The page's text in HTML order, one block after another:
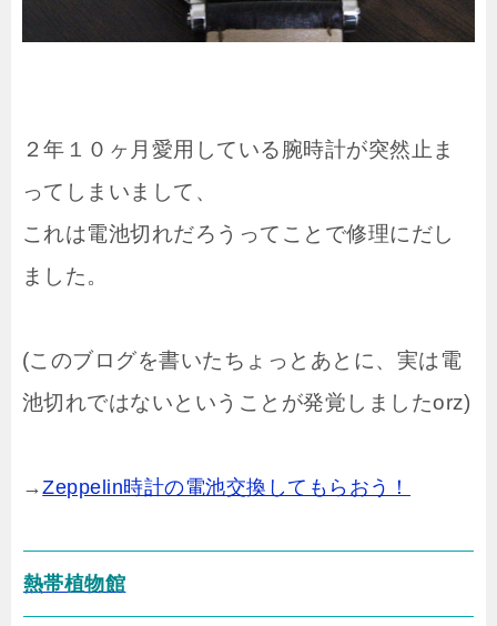
２年１０ヶ月愛用している腕時計が突然止ま
ってしまいまして、
これは電池切れだろうってことで修理にだし
ました。
(このブログを書いたちょっとあとに、実は電
池切れではないということが発覚しましたorz)
→Zeppelin時計の電池交換してもらおう！
熱帯植物館